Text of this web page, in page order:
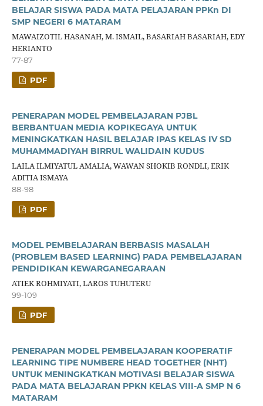
BELAJAR SISWA PADA MATA PELAJARAN PPKn DI
SMP NEGERI 6 MATARAM
MAWAIZOTIL HASANAH, M. ISMAIL, BASARIAH BASARIAH, EDY
HERIANTO
77-87
PDF
PENERAPAN MODEL PEMBELAJARAN PJBL
BERBANTUAN MEDIA KOPIKEGAYA UNTUK
MENINGKATKAN HASIL BELAJAR IPAS KELAS IV SD
MUHAMMADIYAH BIRRUL WALIDAIN KUDUS
LAILA ILMIYATUL AMALIA, WAWAN SHOKIB RONDLI, ERIK
ADITIA ISMAYA
88-98
PDF
MODEL PEMBELAJARAN BERBASIS MASALAH
(PROBLEM BASED LEARNING) PADA PEMBELAJARAN
PENDIDIKAN KEWARGANEGARAAN
ATIEK ROHMIYATI, LAROS TUHUTERU
99-109
PDF
PENERAPAN MODEL PEMBELAJARAN KOOPERATIF
LEARNING TIPE NUMBERE HEAD TOGETHER (NHT)
UNTUK MENINGKATKAN MOTIVASI BELAJAR SISWA
PADA MATA BELAJARAN PPKN KELAS VIII-A SMP N 6
MATARAM